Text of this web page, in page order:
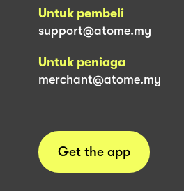
Untuk pembeli
support@atome.my
Untuk peniaga
merchant@atome.my
Get the app